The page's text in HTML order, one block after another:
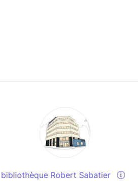
bibliothèque Robert Sabatier